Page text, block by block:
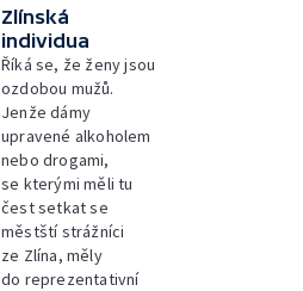
Zlínská
individua
Říká se, že ženy jsou
ozdobou mužů.
Jenže dámy
upravené alkoholem
nebo drogami,
se kterými měli tu
čest setkat se
městští strážníci
ze Zlína, měly
do reprezentativní